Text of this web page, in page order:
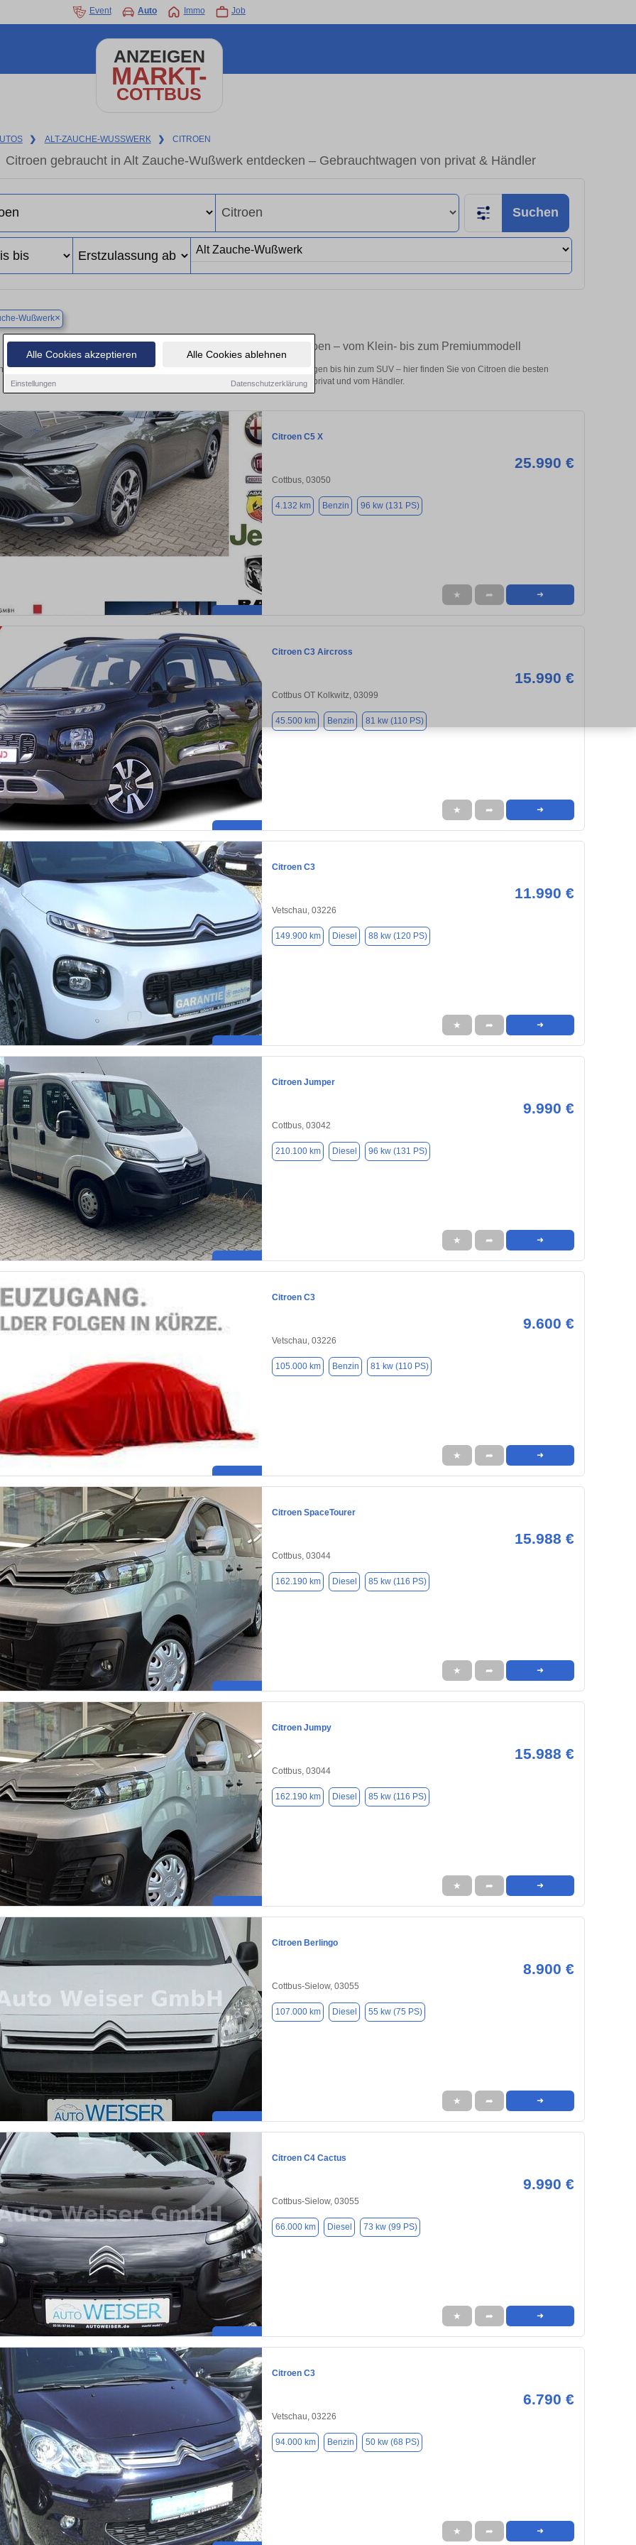
Alle Cookies akzeptieren Alle Cookies ablehnen
Einstellungen Datenschutzerklärung
Event Auto Immo Job
ANZEIGEN
MARKT-
COTTBUS
❯ ALT-ZAUCHE-WUSSWERK ❯ CITROEN
Citroen gebraucht in Alt Zauche-Wußwerk entdecken – Gebrauchtwagen von privat & Händler
Suchen
Wußwerk×
Finden Sie in Alt Zauche-Wußwerk Ihren gebrauchten Citroen – vom Klein- bis zum Premiummodell
Sie in Alt Zauche-Wußwerk gebrauchte Citroen Fahrzeuge. Von Kleinwagen bis hin zum SUV – hier finden Sie von Citroen die besten
Gebrauchtwagen in Alt Zauche-Wußwerk von privat und vom Händler.
Citroen C5 X
25.990 €
Cottbus, 03050
4.132 km Benzin 96 kw (131 PS)
★ ➦ ➜
Citroen C3 Aircross
15.990 €
Cottbus OT Kolkwitz, 03099
45.500 km Benzin 81 kw (110 PS)
★ ➦ ➜
Citroen C3
11.990 €
Vetschau, 03226
149.900 km Diesel 88 kw (120 PS)
★ ➦ ➜
Citroen Jumper
9.990 €
Cottbus, 03042
210.100 km Diesel 96 kw (131 PS)
★ ➦ ➜
Citroen C3
9.600 €
Vetschau, 03226
105.000 km Benzin 81 kw (110 PS)
★ ➦ ➜
Citroen SpaceTourer
15.988 €
Cottbus, 03044
162.190 km Diesel 85 kw (116 PS)
★ ➦ ➜
Citroen Jumpy
15.988 €
Cottbus, 03044
162.190 km Diesel 85 kw (116 PS)
★ ➦ ➜
Citroen Berlingo
8.900 €
Cottbus-Sielow, 03055
107.000 km Diesel 55 kw (75 PS)
★ ➦ ➜
Citroen C4 Cactus
9.990 €
Cottbus-Sielow, 03055
66.000 km Diesel 73 kw (99 PS)
★ ➦ ➜
Citroen C3
6.790 €
Vetschau, 03226
94.000 km Benzin 50 kw (68 PS)
★ ➦ ➜